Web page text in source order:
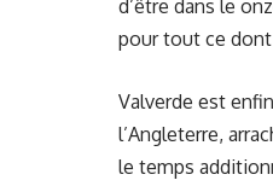
d’être dans le
pour tout ce dont
Valverde est
l’Angleterre,
le temps